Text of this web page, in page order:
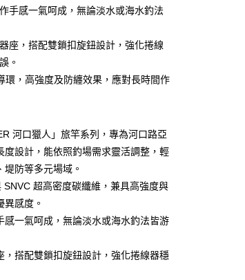
華泰商業銀行
永豐商業銀行
灣大哥大用戶可立即使用無須另外申請。
」，訂單成立後會自動跳轉到大哥付的交易
欲分期的期數、繳款截止日，確認付款後即
用金額請依後續交易確認頁面所載為準。
確認交易或遇審核未通過，訂單將自動取
況，表示未達大哥付你分期系統評分，恕
大哥付你分期」於每月結算日後寄送繳費提
選擇「超商條碼／台灣大直營門市／銀行轉
」等通路繳費。
有限公司」（以下簡稱本公司）所提供，讓
買商品或服務，並由商店將買賣／分期付
依約使用本公司帳單繳交帳款。
品之後才付款」的支付方式。 讓您購物簡單
認證，即可結帳。
，再付款。
程】
享後付」後，將跳轉至「AFTEE先享後
確認金額後，即可完成結帳。
繳費通知簡訊。
，點擊此簡訊中的連結，可透過四大超商
進行付款，方視為交易完成。
需立刻繳費，但若您需要取消訂單，請聯
含以上)免運費
，請聯繫客服）
含以上)免運費
手感一氣呵成，無論淡水或海水釣法
座，搭配雙鎖扣旋鈕設計，強化捲線
。
環，高強度及防纏效果，應對長時間作
河口獵人」旅竿系列，專為河口路亞
度設計，能依照釣場需求靈活調整，輕
防等多元場域。
超高密度碳纖維，兼具高強度與
感度。
感一氣呵成，無論淡水或海水釣法皆游
，搭配雙鎖扣旋鈕設計，強化捲線器穩